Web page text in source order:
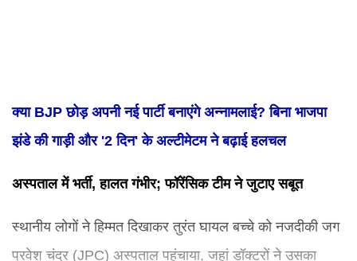
क्या BJP छोड़ अपनी नई पार्टी बनाएंगे अन्नामलाई? बिना भाजपा
झंडे की गाड़ी और '2 दिन' के अल्टीमेटम ने बढ़ाई हलचल
अस्पताल में भर्ती, हालत गंभीर; फॉरेंसिक टीम ने जुटाए सबूत
स्थानीय लोगों ने हिम्मत दिखाकर तुरंत घायल बच्चे को नजदीकी जग
प्रवेश चंद्र (JPC) अस्पताल पहुंचाया, जहां डॉक्टरों ने उसका